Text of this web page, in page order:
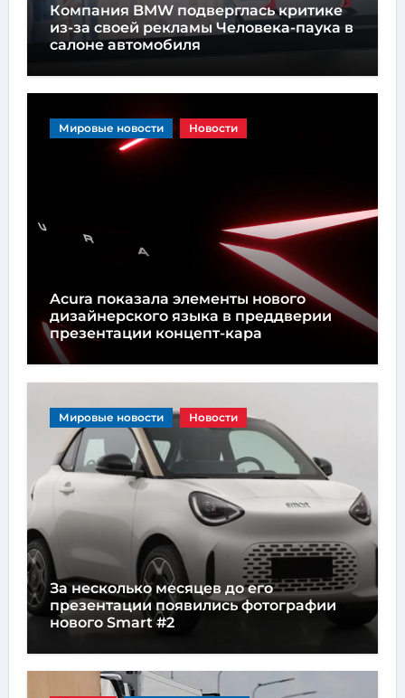
Компания BMW подверглась критике
из-за своей рекламы Человека-паука в
салоне автомобиля
Мировые новости Новости
Acura показала элементы нового
дизайнерского языка в преддверии
презентации концепт-кара
Мировые новости Новости
За несколько месяцев до его
презентации появились фотографии
нового Smart #2